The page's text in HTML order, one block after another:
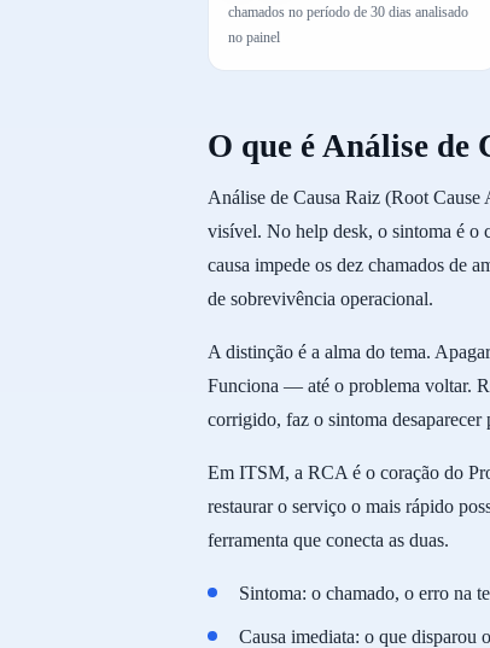
chamados no período de 30 dias analisado
no painel
O que é Análise de
Análise de Causa Raiz (Root
visível. No help desk, o sintoma é o
causa impede os dez chamados de
de sobrevivência operacional.
A distinção é a alma do tema.
Funciona — até o problema voltar.
corrigido, faz o sintoma desaparecer
Em ITSM, a RCA é o coração do
restaurar o serviço o mais rápido
ferramenta que conecta as duas.
Sintoma: o chamado, o erro na
Causa imediata: o que disparou